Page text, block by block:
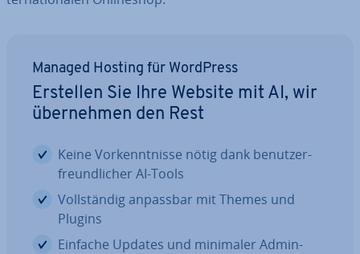
Managed Hosting für WordPress
Erstellen Sie Ihre Website mit AI, wir
über­neh­men den Rest
Keine Vor­kennt­nis­se nötig dank be­nut­zer­
freund­li­cher AI-Tools
Voll­stän­dig anpassbar mit Themes und
Plugins
Einfache Updates und minimaler Admin-